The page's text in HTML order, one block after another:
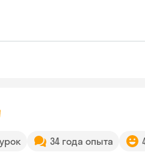
34 года опыта